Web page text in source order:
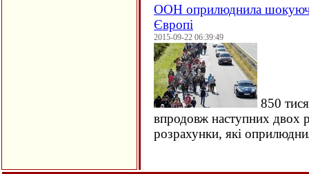
ООН оприлюднила
Європі
2015-09-22 06:39:49
850
впродовж наступних двох
розрахунки, які